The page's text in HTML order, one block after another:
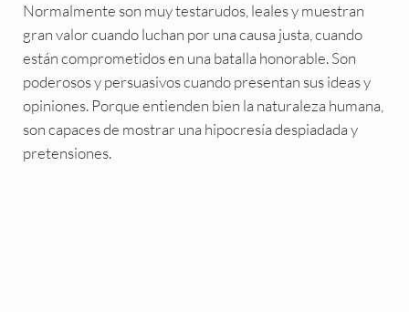
Normalmente son muy testarudos, leales y muestran
gran valor cuando luchan por una causa justa, cuando
están comprometidos en una batalla honorable. Son
poderosos y persuasivos cuando presentan sus ideas y
opiniones. Porque entienden bien la naturaleza humana,
son capaces de mostrar una hipocresía despiadada y
pretensiones.